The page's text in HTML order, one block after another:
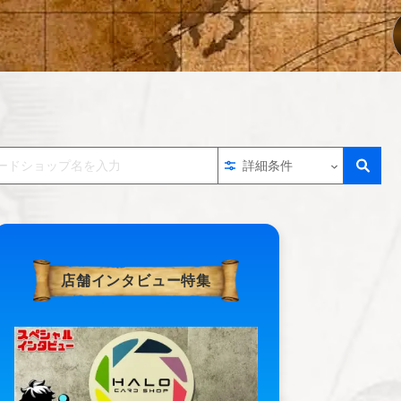
詳細条件
店舗インタビュー特集